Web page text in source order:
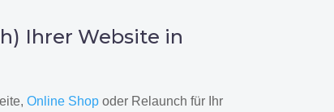
Ihrer Website in
Online Shopoder Relaunch für Ihr